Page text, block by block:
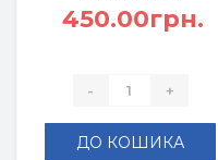
450.00грн.
- +
ДО КОШИКА